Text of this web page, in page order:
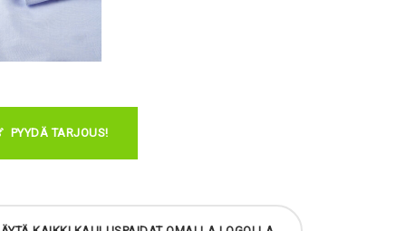
PYYDÄ TARJOUS!